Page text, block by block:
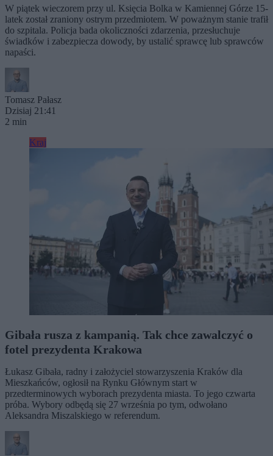
W piątek wieczorem przy ul. Księcia Bolka w Kamiennej Górze 15-
latek został zraniony ostrym przedmiotem. W poważnym stanie trafił
do szpitala. Policja bada okoliczności zdarzenia, przesłuchuje
świadków i zabezpiecza dowody, by ustalić sprawcę lub sprawców
napaści.
Tomasz Pałasz
Dzisiaj 21:41
2 min
Kraj
Gibała rusza z kampanią. Tak chce zawalczyć o
fotel prezydenta Krakowa
Łukasz Gibała, radny i założyciel stowarzyszenia Kraków dla
Mieszkańców, ogłosił na Rynku Głównym start w
przedterminowych wyborach prezydenta miasta. To jego czwarta
próba. Wybory odbędą się 27 września po tym, odwołano
Aleksandra Miszalskiego w referendum.